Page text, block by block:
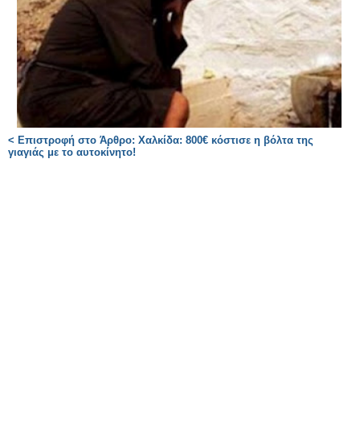
< Επιστροφή στο Άρθρο: Χαλκίδα: 800€ κόστισε η βόλτα της
γιαγιάς με το αυτοκίνητο!